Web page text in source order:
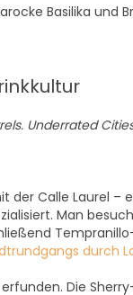
Basilika und
der Calle Laurel –
Man
durch
Die